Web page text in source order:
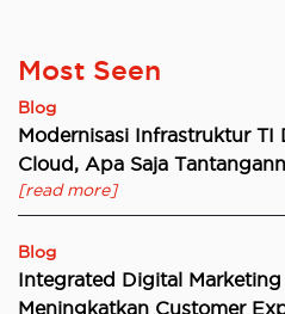
Most Seen
Blog
Modernisasi Infrastruktur TI
Cloud, Apa Saja
[read more]
Blog
Integrated Digital
Meningkatkan Customer